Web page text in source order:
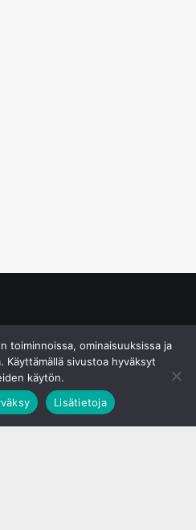
toiminnoissa, ominaisuuksissa ja
Käyttämällä sivustoa hyväksyt
käytön.
Lisätietoja